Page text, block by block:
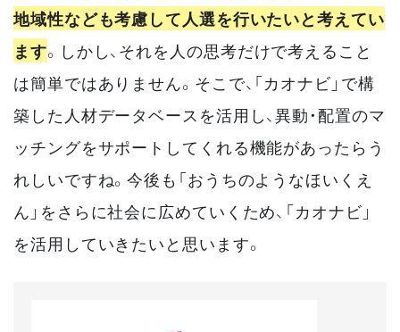
地域性なども考慮して人選を行いたいと考えてい
ます。しかし、それを人の思考だけで考えること
は簡単ではありません。そこで、「カオナビ」で構
築した人材データベースを活用し、異動・配置のマ
ッチングをサポートしてくれる機能があったらう
れしいですね。今後も「おうちのようなほいくえ
ん」をさらに社会に広めていくため、「カオナビ」
を活用していきたいと思います。